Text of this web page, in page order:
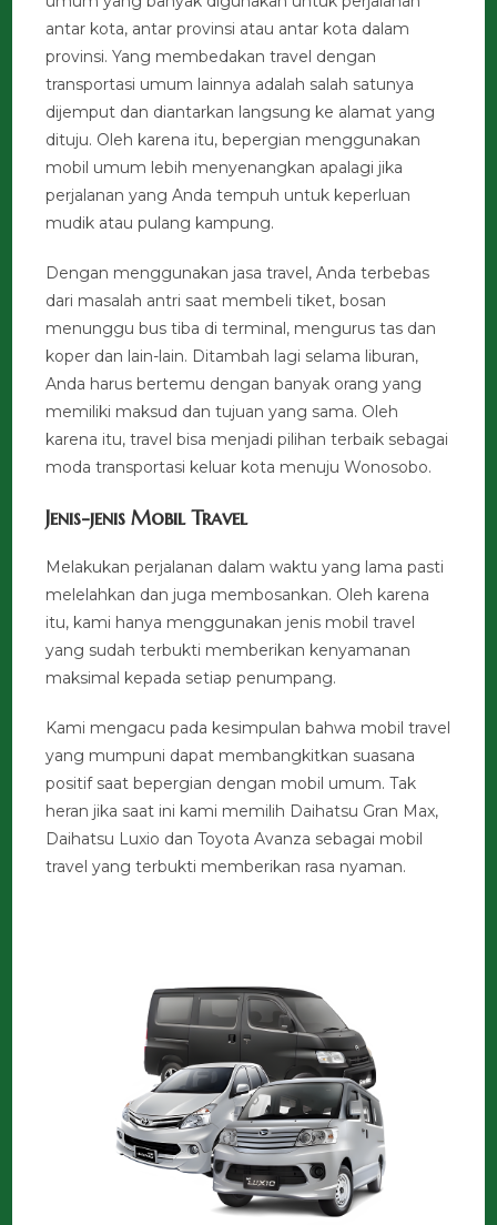
antar kota, antar provinsi atau antar kota dalam
provinsi. Yang membedakan travel dengan
transportasi umum lainnya adalah salah satunya
dijemput dan diantarkan langsung ke alamat yang
dituju. Oleh karena itu, bepergian menggunakan
mobil umum lebih menyenangkan apalagi jika
perjalanan yang Anda tempuh untuk keperluan
mudik atau pulang kampung.
Dengan menggunakan jasa travel, Anda terbebas
dari masalah antri saat membeli tiket, bosan
menunggu bus tiba di terminal, mengurus tas dan
koper dan lain-lain. Ditambah lagi selama liburan,
Anda harus bertemu dengan banyak orang yang
memiliki maksud dan tujuan yang sama. Oleh
karena itu, travel bisa menjadi pilihan terbaik sebagai
moda transportasi keluar kota menuju Wonosobo.
Jenis-jenis Mobil Travel
Melakukan perjalanan dalam waktu yang lama pasti
melelahkan dan juga membosankan. Oleh karena
itu, kami hanya menggunakan jenis mobil travel
yang sudah terbukti memberikan kenyamanan
maksimal kepada setiap penumpang.
Kami mengacu pada kesimpulan bahwa mobil travel
yang mumpuni dapat membangkitkan suasana
positif saat bepergian dengan mobil umum. Tak
heran jika saat ini kami memilih Daihatsu Gran Max,
Daihatsu Luxio dan Toyota Avanza sebagai mobil
travel yang terbukti memberikan rasa nyaman.